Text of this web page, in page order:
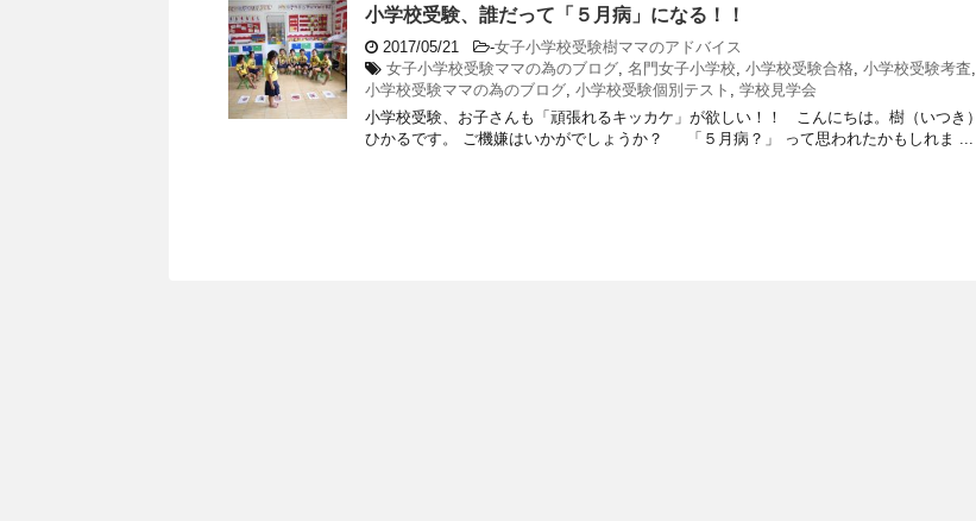
小学校受験、誰だって「５月病」になる！！
2017/05/21 -女子小学校受験樹ママのアドバイス
女子小学校受験ママの為のブログ, 名門女子小学校, 小学校受験合格, 小学校受験考査,
小学校受験ママの為のブログ, 小学校受験個別テスト , 学校見学会
小学校受験、お子さんも「頑張れるキッカケ」が欲しい！！ こんにちは。樹（いつき）
ひかるです。 ご機嫌はいかがでしょうか？ 「５月病？」 って思われたかもしれま ...